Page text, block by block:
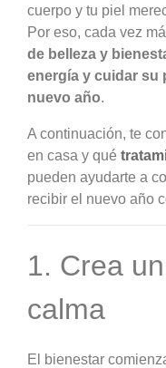
cuerpo y tu piel
Por eso, cada vez
de belleza y
energía y cuidar su
nuevo año.
A continuación, te
en casa y qué
pueden ayudarte a
recibir el nuevo año
1. Crea
calma
El bienestar